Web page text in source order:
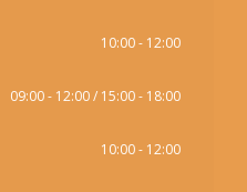
10:00 - 12:00
09:00 - 12:00 / 15:00 - 18:00
10:00 - 12:00